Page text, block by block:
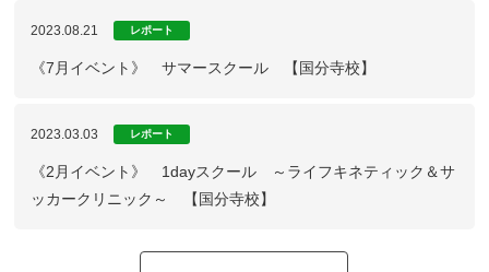
2023.08.21 レポート
《7月イベント》 サマースクール 【国分寺校】
2023.03.03 レポート
《2月イベント》 1dayスクール ～ライフキネティック＆サ
ッカークリニック～ 【国分寺校】